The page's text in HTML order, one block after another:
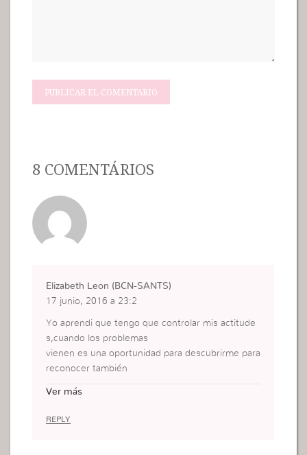
8 COMENTÁRIOS
Elizabeth Leon (BCN-SANTS)
17 junio, 2016 a 23:2
Yo aprendi que tengo que controlar mis actitude
s,cuando los problemas
vienen es una oportunidad para descubrirme para
reconocer también
Ver más
REPLY